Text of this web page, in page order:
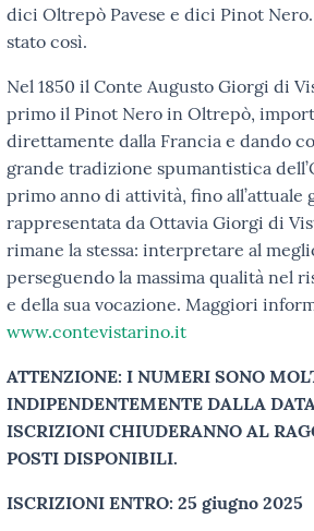
dici Oltrepò Pavese e dici Pinot
stato così.
Nel 1850 il Conte Augusto Giorgi di
primo il Pinot Nero in Oltrepò,
direttamente dalla Francia e dando
grande tradizione spumantistica
primo anno di attività, fino all’attuale
rappresentata da Ottavia Giorgi di
rimane la stessa: interpretare al
perseguendo la massima qualità nel
e della sua vocazione. Maggiori
www.contevistarino.it
ATTENZIONE: I NUMERI SONO
INDIPENDENTEMENTE DALLA
ISCRIZIONI CHIUDERANNO AL
POSTI DISPONIBILI.
ISCRIZIONI ENTRO: 25 giugno 2025